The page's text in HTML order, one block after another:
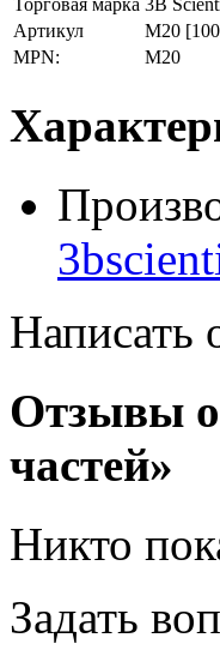
Торговая марка 3B
Артикул
M20
MPN:
M20
Написать
Отзывы
частей»
Никто
Задать